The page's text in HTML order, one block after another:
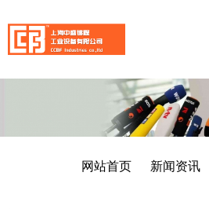
网站首页 新闻资讯